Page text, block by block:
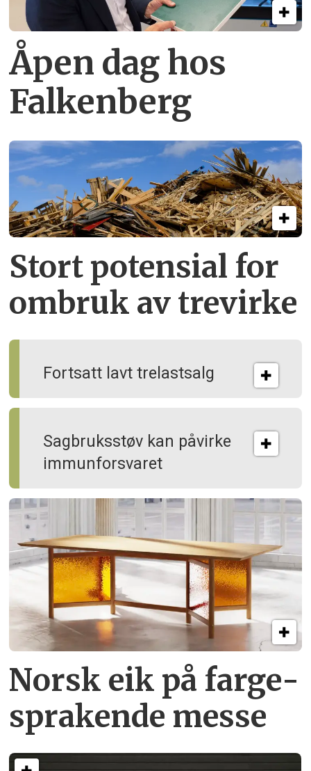
Åpen dag hos
Falkenberg
Stort potensial for
ombruk av tre­virke
Fortsatt lavt trelastsalg
Sagbruksstøv kan på­virke
immun­forsvaret
Norsk eik på farge­
sprakende messe